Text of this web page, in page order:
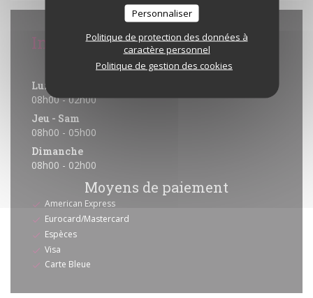
Personnaliser
Politique de protection des données à
caractère personnel
Politique de gestion des cookies
Infos pratiques
Horaires
Lun
08h00 - 02h00
Jeu - Sam
08h00 - 05h00
Dimanche
08h00 - 02h00
Moyens de paiement
American Express
Eurocard/Mastercard
Espèces
Visa
Carte Bleue